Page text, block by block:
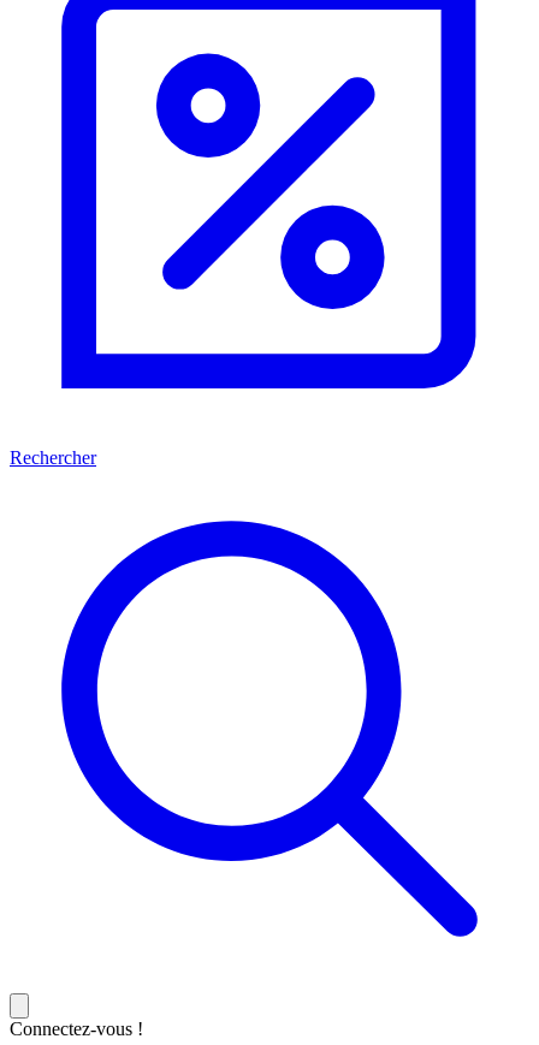
Rechercher
Connectez-vous !